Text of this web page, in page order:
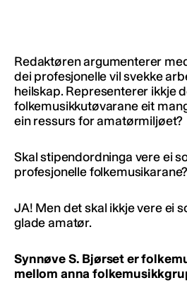
Redaktøren argumenterer
dei profesjonelle vil svekke
heilskap. Representerer ikkje
folkemusikkutøvarane eit
ein ressurs for amatørmiljøet?
Skal stipendordninga vere ei
profesjonelle folkemusikarane?
JA! Men det skal ikkje vere ei
glade amatør.
Synnøve S. Bjørset er
mellom anna